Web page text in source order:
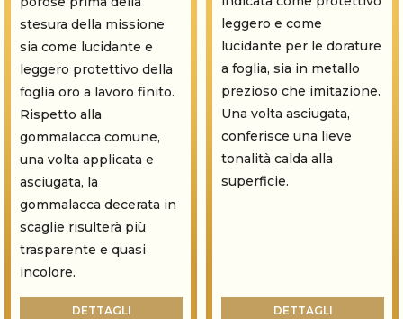
stesura della missione
sia come lucidante e
leggero protettivo della
foglia oro a lavoro finito.
Rispetto alla
gommalacca comune,
una volta applicata e
asciugata, la
gommalacca decerata in
scaglie risulterà più
trasparente e quasi
incolore.
DETTAGLI
leggero e come
lucidante per le dorature
a foglia, sia in metallo
prezioso che imitazione.
Una volta asciugata,
conferisce una lieve
tonalità calda alla
superficie.
DETTAGLI